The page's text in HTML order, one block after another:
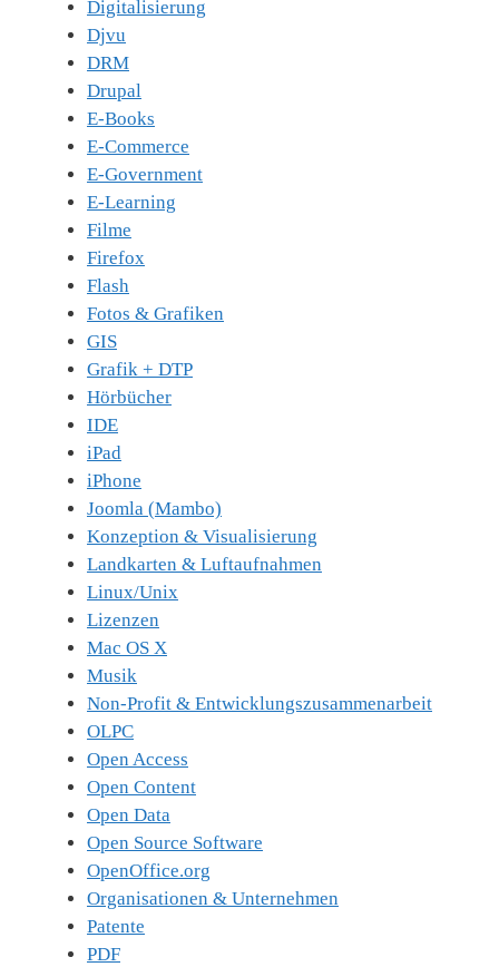
Digitalisierung
Djvu
DRM
Drupal
E-Books
E-Commerce
E-Government
E-Learning
Filme
Firefox
Flash
Fotos & Grafiken
GIS
Grafik + DTP
Hörbücher
IDE
iPad
iPhone
Joomla (Mambo)
Konzeption & Visualisierung
Landkarten & Luftaufnahmen
Linux/Unix
Lizenzen
Mac OS X
Musik
Non-Profit & Entwicklungszusammenarbeit
OLPC
Open Access
Open Content
Open Data
Open Source Software
OpenOffice.org
Organisationen & Unternehmen
Patente
PDF